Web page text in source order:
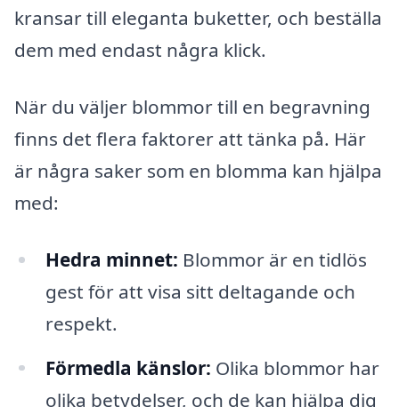
kransar till eleganta buketter, och beställa
dem med endast några klick.
När du väljer blommor till en begravning
finns det flera faktorer att tänka på. Här
är några saker som en blomma kan hjälpa
med:
Hedra minnet: Blommor är en tidlös
gest för att visa sitt deltagande och
respekt.
Förmedla känslor: Olika blommor har
olika betydelser, och de kan hjälpa dig